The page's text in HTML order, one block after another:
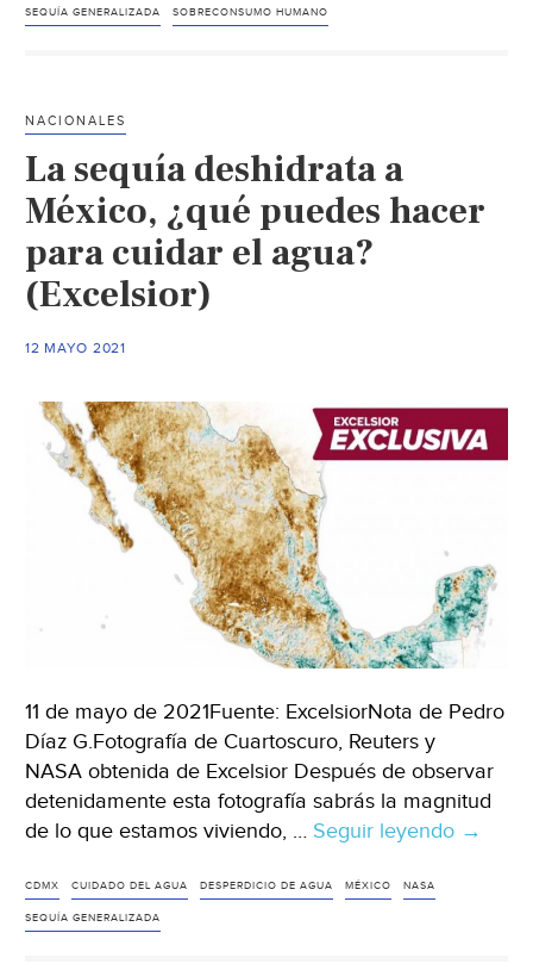
sequía
qué
hacer
para
evitarla?
(Tecnológico
de
Monterrey)
SEQUÍA GENERALIZADA SOBRECONSUMO HUMANO
NACIONALES
La sequía deshidrata a
México, ¿qué puedes hacer
para cuidar el agua?
(Excelsior)
12 MAYO 2021
11 de mayo de 2021Fuente: ExcelsiorNota de Pedro
Díaz G.Fotografía de Cuartoscuro, Reuters y
NASA obtenida de Excelsior Después de observar
detenidamente esta fotografía sabrás la magnitud
de lo que estamos viviendo, … Seguir leyendo La
→
CDMX CUIDADO DEL AGUA DESPERDICIO DE AGUA MÉXICO NASA
SEQUÍA GENERALIZADA